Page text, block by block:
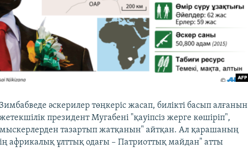
әскерилер төңкеріс жасап, билікті басып алғанын
президент Мугабені "қауіпсіз жерге көшіріп",
тазартып жатқанын" айтқан. Ал қарашаның
африкалық ұлттық одағы – Патриоттық майдан" атты